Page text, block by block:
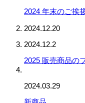
2024 年末のご挨
2024.12.20
2024.12.2
2025 販売商品の
2024.03.29